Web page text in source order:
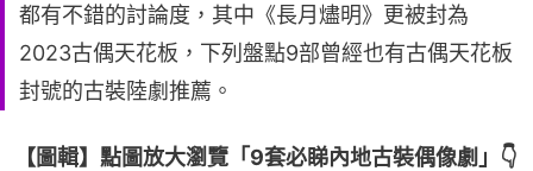
都有不錯的討論度，其中《長月燼明》更被封為
2023古偶天花板，下列盤點9部曾經也有古偶天花板
封號的古裝陸劇推薦。
【圖輯】點圖放大瀏覽「9套必睇內地古裝偶像劇」👇